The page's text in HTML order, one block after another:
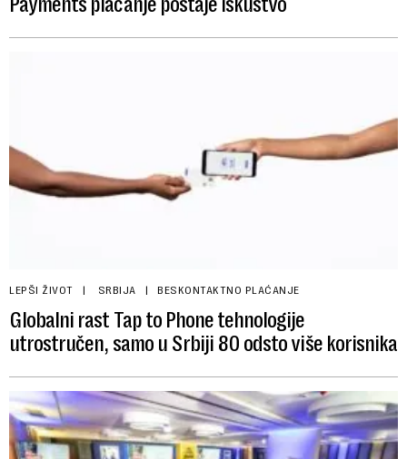
LEPŠI ŽIVOT SRBIJA BESKONTAKTNO PLAĆANJE
Globalni rast Tap to Phone tehnologije
utrostručen, samo u Srbiji 80 odsto više korisnika